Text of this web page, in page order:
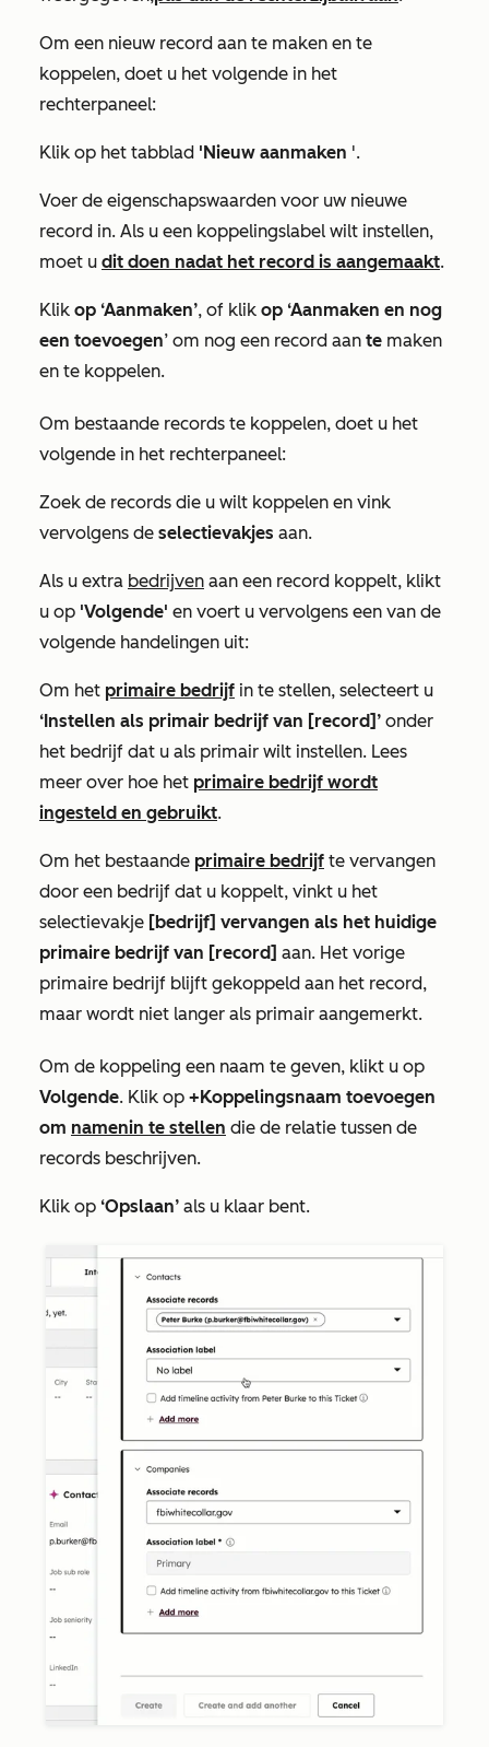
Om een nieuw record aan te maken en te
koppelen, doet u het volgende in het
rechterpaneel:
Klik op het tabblad 'Nieuw aanmaken '.
Voer de eigenschapswaarden voor uw nieuwe
record in. Als u een koppelingslabel wilt instellen,
moet u dit doen nadat het record is aangemaakt.
Klik op ‘Aanmaken’, of klik op ‘Aanmaken en nog
een toevoegen’ om nog een record aan te maken
en te koppelen.
Om bestaande records te koppelen, doet u het
volgende in het rechterpaneel:
Zoek de records die u wilt koppelen en vink
vervolgens de selectievakjes aan.
Als u extra bedrijven aan een record koppelt, klikt
u op 'Volgende' en voert u vervolgens een van de
volgende handelingen uit:
Om het primaire bedrijf in te stellen, selecteert u
‘Instellen als primair bedrijf van [record]’ onder
het bedrijf dat u als primair wilt instellen. Lees
meer over hoe het primaire bedrijf wordt
ingesteld en gebruikt.
Om het bestaande primaire bedrijf te vervangen
door een bedrijf dat u koppelt, vinkt u het
selectievakje [bedrijf] vervangen als het huidige
primaire bedrijf van [record] aan. Het vorige
primaire bedrijf blijft gekoppeld aan het record,
maar wordt niet langer als primair aangemerkt.
Om de koppeling een naam te geven, klikt u op
Volgende. Klik op +Koppelingsnaam toevoegen
om namenin te stellen die de relatie tussen de
records beschrijven.
Klik op ‘Opslaan’ als u klaar bent.